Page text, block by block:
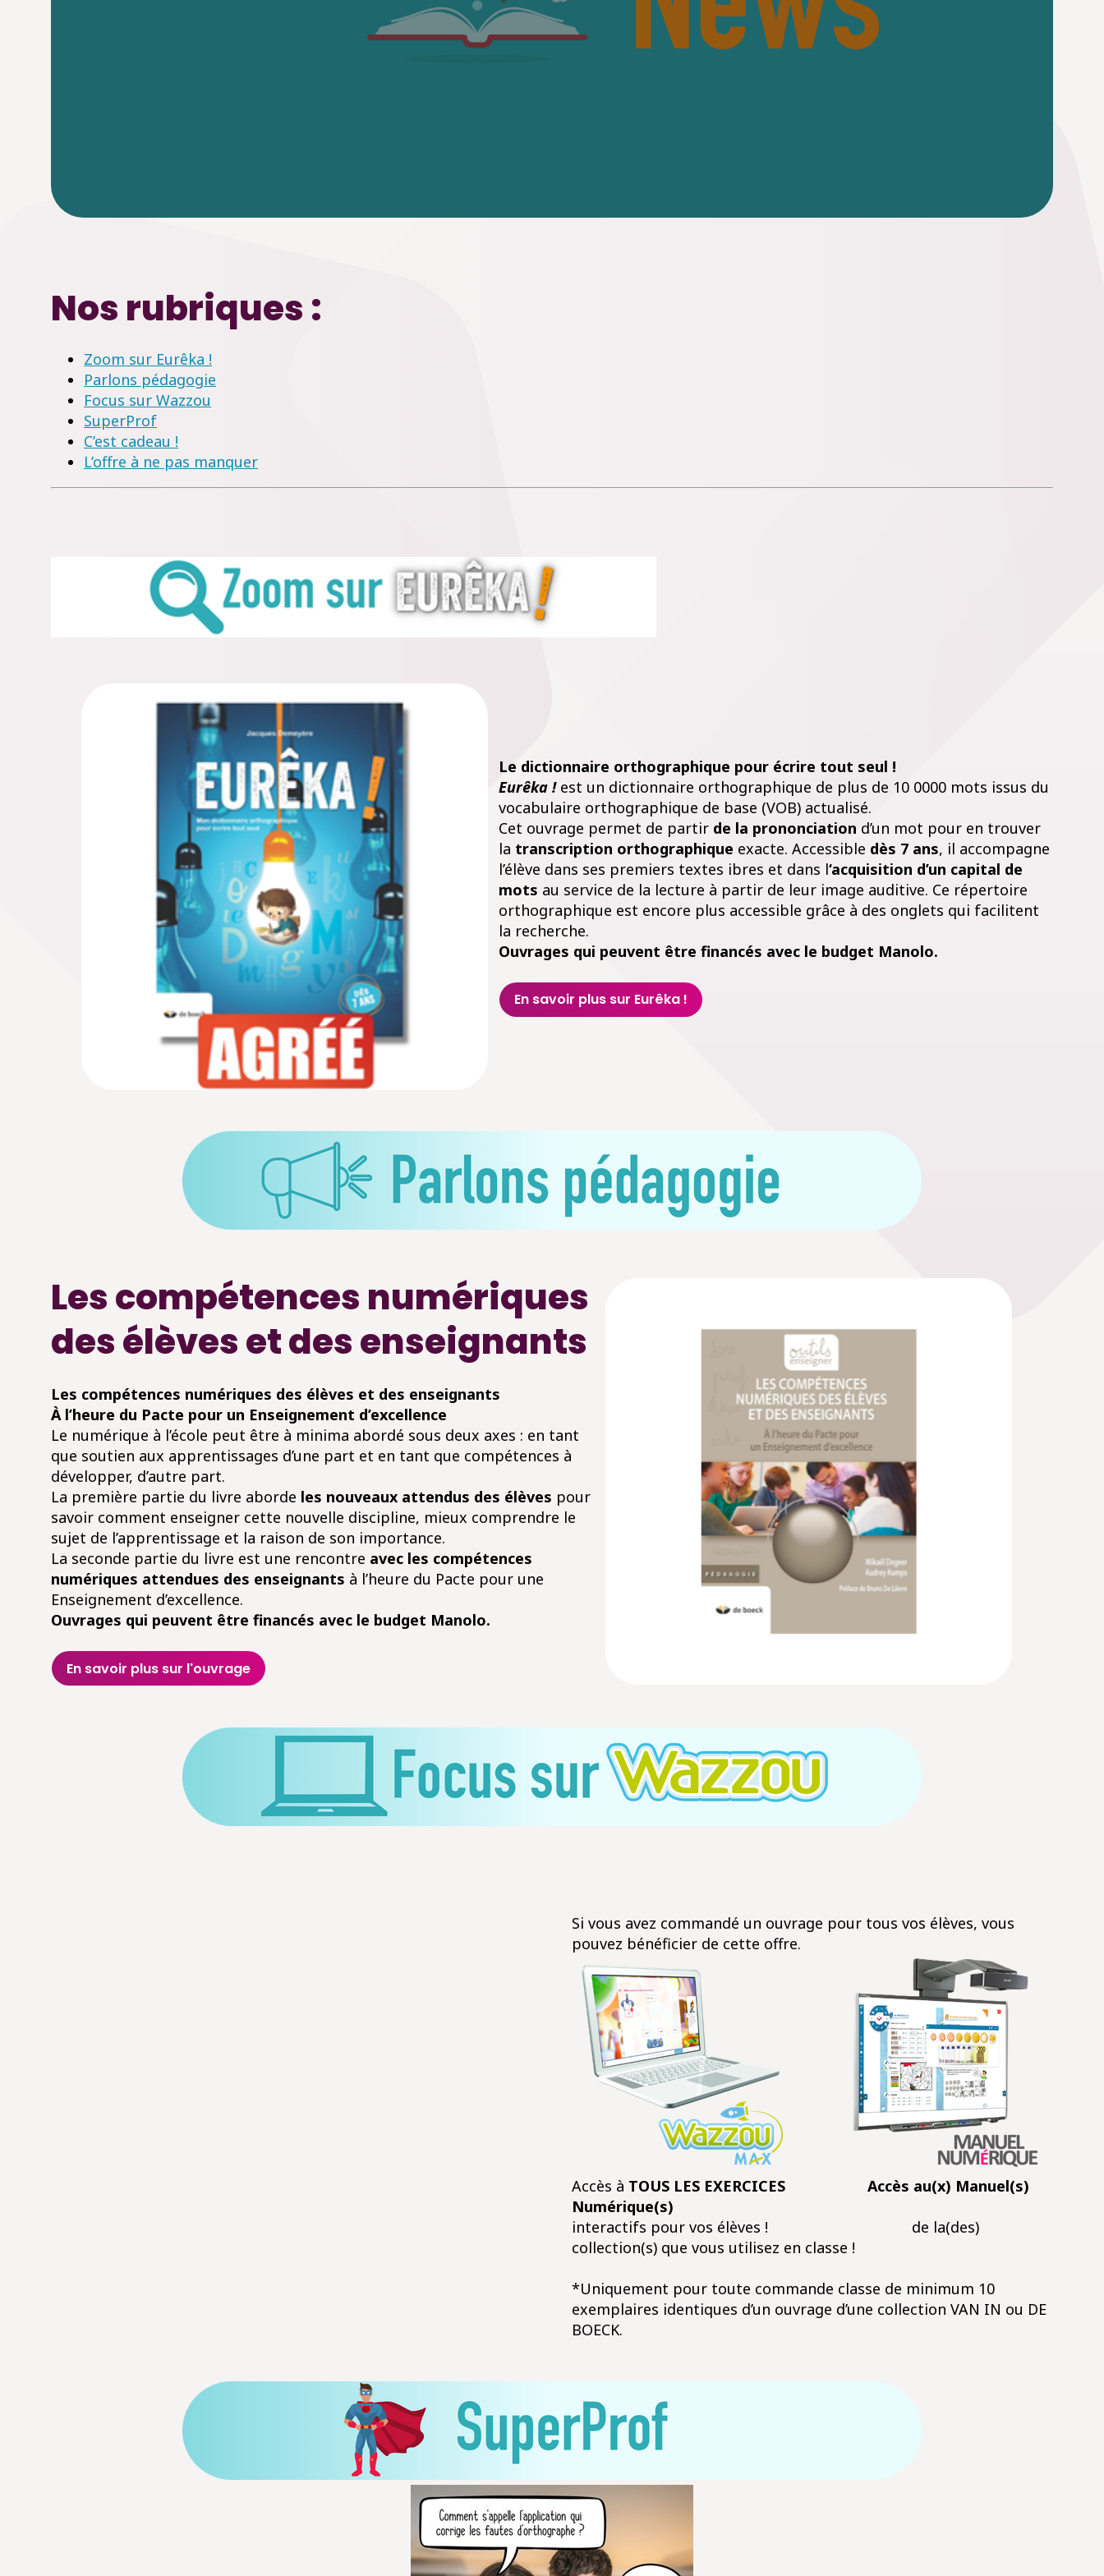
Nos rubriques :
Zoom sur Eurêka !
Parlons pédagogie
Focus sur Wazzou
SuperProf
C’est cadeau !
L’offre à ne pas manquer
Le dictionnaire orthographique pour écrire tout seul !
Eurêka ! est un dictionnaire orthographique de plus de 10 0000 mots issus du
vocabulaire orthographique de base (VOB) actualisé.
Cet ouvrage permet de partir de la prononciation d’un mot pour en trouver
la transcription orthographique exacte. Accessible dès 7 ans, il accompagne
l’élève dans ses premiers textes ibres et dans l‘acquisition d’un capital de
mots au service de la lecture à partir de leur image auditive. Ce répertoire
orthographique est encore plus accessible grâce à des onglets qui facilitent
la recherche.
Ouvrages qui peuvent être financés avec le budget Manolo.
En savoir plus sur Eurêka !
Les compétences numériques
des élèves et des enseignants
Les compétences numériques des élèves et des enseignants
À l’heure du Pacte pour un Enseignement d’excellence
Le numérique à l’école peut être à minima abordé sous deux axes : en tant
que soutien aux apprentissages d’une part et en tant que compétences à
développer, d’autre part.
La première partie du livre aborde les nouveaux attendus des élèves pour
savoir comment enseigner cette nouvelle discipline, mieux comprendre le
sujet de l’apprentissage et la raison de son importance.
La seconde partie du livre est une rencontre avec les compétences
numériques attendues des enseignants à l’heure du Pacte pour une
Enseignement d’excellence.
Ouvrages qui peuvent être financés avec le budget Manolo.
En savoir plus sur l'ouvrage
Si vous avez commandé un ouvrage pour tous vos élèves, vous
pouvez bénéficier de cette offre.
Accès à TOUS LES EXERCICES Accès au(x) Manuel(s)
Numérique(s)
interactifs pour vos élèves ! de la(des)
collection(s) que vous utilisez en classe !
*Uniquement pour toute commande classe de minimum 10
exemplaires identiques d’un ouvrage d’une collection VAN IN ou DE
BOECK.